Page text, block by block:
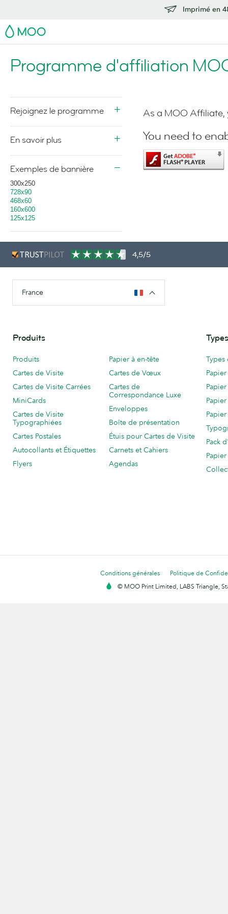
Imprimé en
MOO
Programme d'affiliation
Rejoignez le programme
En savoir plus
Exemples de bannière
300x250
728x90
468x60
160x600
125x125
As a MOO Affiliate,
You need to
4,5/5
France
Produits
Produits
Cartes de Visite
Cartes de Visite Carrées
MiniCards
Cartes de Visite
Typographiées
Cartes Postales
Autocollants et Étiquettes
Flyers
Papier à en-tête
Cartes de Vœux
Cartes de
Correspondance Luxe
Enveloppes
Boîte de présentation
Étuis pour Cartes de Visite
Carnets et Cahiers
Agendas
Pack
Conditions générales
Politique de
© MOO Print Limited, LABS Triangle,